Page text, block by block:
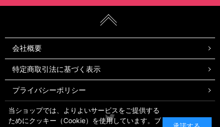
会社概要
特定商取引法に基づく表示
プライバシーポリシー
Twitter
当ショップでは、よりよいサービスをご提供する
ためにクッキー（Cookie）を使用しています。ブ